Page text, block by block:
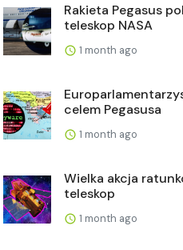
Rakieta Pegasus
teleskop NASA
1 month ago
celem Pegasusa
1 month ago
Wielka akcja
teleskop
1 month ago